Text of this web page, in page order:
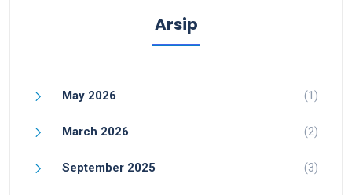
Arsip
May 2026 (1)
March 2026 (2)
September 2025 (3)